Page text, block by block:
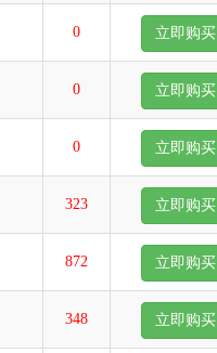
0 立即购买
0 立即购买
0 立即购买
323 立即购买
872 立即购买
348 立即购买